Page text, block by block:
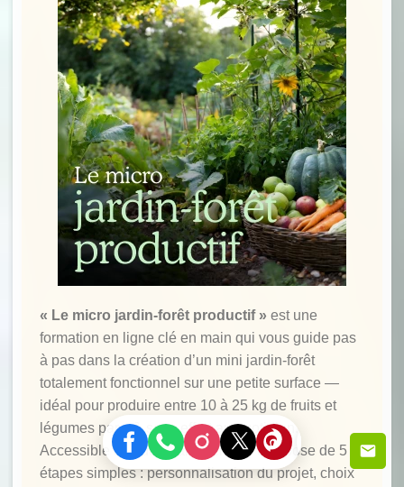
« Le micro jardin-forêt productif » est une
formation en ligne clé en main qui vous guide pas
à pas dans la création d’un mini jardin-forêt
totalement fonctionnel sur une petite surface —
idéal pour produire entre 10 à 25 kg de fruits et
légumes par m², sans effort au quotidien.
Accessible aux débutants, elle se compose de 5
étapes simples : personnalisation du projet, choix